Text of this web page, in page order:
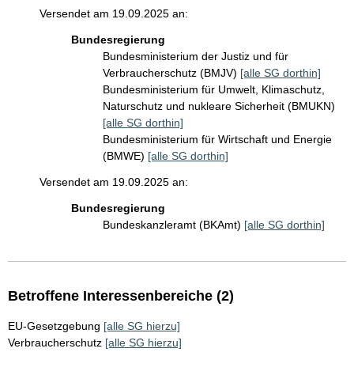
Versendet am 19.09.2025 an:
Bundesregierung
Bundesministerium der Justiz und für
Verbraucherschutz (BMJV) [alle SG dorthin]
Bundesministerium für Umwelt, Klimaschutz,
Naturschutz und nukleare Sicherheit (BMUKN)
[alle SG dorthin]
Bundesministerium für Wirtschaft und Energie
(BMWE) [alle SG dorthin]
Versendet am 19.09.2025 an:
Bundesregierung
Bundeskanzleramt (BKAmt) [alle SG dorthin]
Betroffene Interessenbereiche (2)
EU-Gesetzgebung [alle SG hierzu]
Verbraucherschutz [alle SG hierzu]